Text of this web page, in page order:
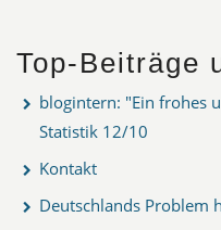
Top-Beiträge
blogintern: "Ein frohes
Statistik 12/10
Kontakt
Deutschlands Problem